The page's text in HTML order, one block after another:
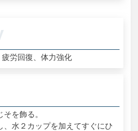
労回復、体力強化
を飾る。
水２カップを加えてすぐにひ